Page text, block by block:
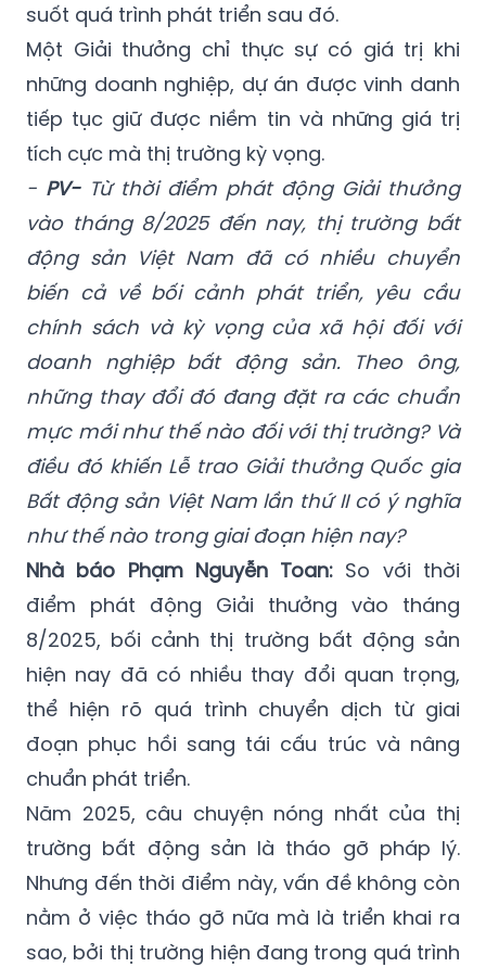
suốt quá trình phát triển sau đó.
Một Giải thưởng chỉ thực sự có giá trị khi
những doanh nghiệp, dự án được vinh danh
tiếp tục giữ được niềm tin và những giá trị
tích cực mà thị trường kỳ vọng.
- PV- Từ thời điểm phát động Giải thưởng
vào tháng 8/2025 đến nay, thị trường bất
động sản Việt Nam đã có nhiều chuyển
biến cả về bối cảnh phát triển, yêu cầu
chính sách và kỳ vọng của xã hội đối với
doanh nghiệp bất động sản. Theo ông,
những thay đổi đó đang đặt ra các chuẩn
mực mới như thế nào đối với thị trường? Và
điều đó khiến Lễ trao Giải thưởng Quốc gia
Bất động sản Việt Nam lần thứ II có ý nghĩa
như thế nào trong giai đoạn hiện nay?
Nhà báo Phạm Nguyễn Toan: So với thời
điểm phát động Giải thưởng vào tháng
8/2025, bối cảnh thị trường bất động sản
hiện nay đã có nhiều thay đổi quan trọng,
thể hiện rõ quá trình chuyển dịch từ giai
đoạn phục hồi sang tái cấu trúc và nâng
chuẩn phát triển.
Năm 2025, câu chuyện nóng nhất của thị
trường bất động sản là tháo gỡ pháp lý.
Nhưng đến thời điểm này, vấn đề không còn
nằm ở việc tháo gỡ nữa mà là triển khai ra
sao, bởi thị trường hiện đang trong quá trình